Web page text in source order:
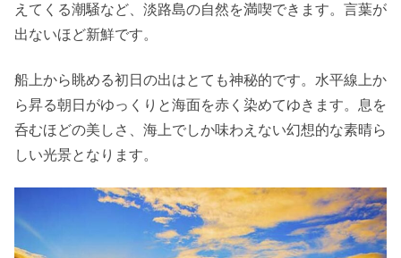
えてくる潮騒など、淡路島の自然を満喫できます。言葉が
出ないほど新鮮です。
船上から眺める初日の出はとても神秘的です。水平線上か
ら昇る朝日がゆっくりと海面を赤く染めてゆきます。息を
呑むほどの美しさ、海上でしか味わえない幻想的な素晴ら
しい光景となります。